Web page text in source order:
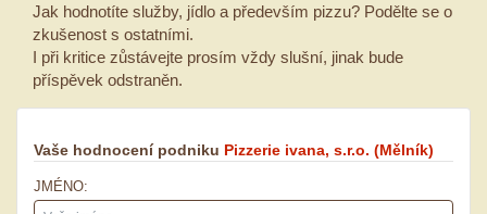
Jak hodnotíte služby, jídlo a především pizzu? Podělte se o
zkušenost s ostatními.
I při kritice zůstávejte prosím vždy slušní, jinak bude
příspěvek odstraněn.
Vaše hodnocení podniku Pizzerie ivana, s.r.o. (Mělník)
JMÉNO: